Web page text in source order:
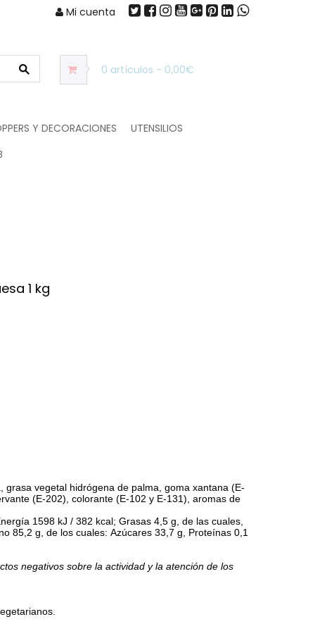
Mi cuenta
0 artículos - 0,00€
Y DECORACIONES
UTENSILIOS
1 kg
grasa vegetal hidrógena de palma, goma xantana (E-
(E-202), colorante (E-102 y E-131), aromas de
1598 kJ / 382 kcal; Grasas 4,5 g, de las cuales,
85,2 g, de los cuales: Azúcares 33,7 g, Proteínas 0,1
negativos sobre la actividad y la atención de los